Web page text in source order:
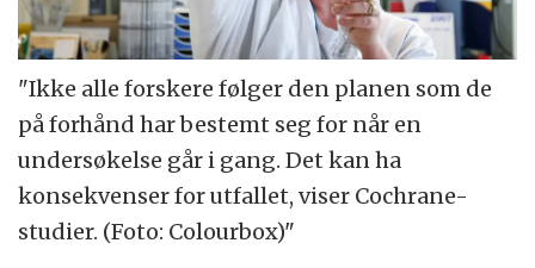
"Ikke alle forskere følger den planen som de
på forhånd har bestemt seg for når en
undersøkelse går i gang. Det kan ha
konsekvenser for utfallet, viser Cochrane-
studier. (Foto: Colourbox)"